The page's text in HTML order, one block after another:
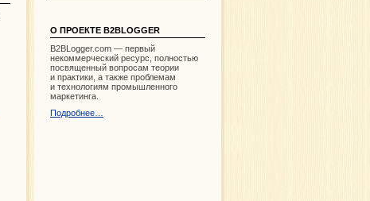
О ПРОЕКТЕ B2BLOGGER
B2BLogger.com — первый
некоммерческий ресурс, полностью
посвященный вопросам теории
и практики, а также проблемам
и технологиям промышленного
маркетинга.
Подробнее…